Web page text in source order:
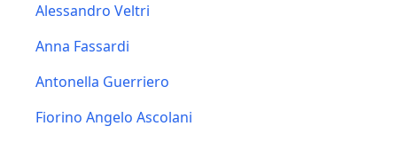
Alessandro Veltri
Anna Fassardi
Antonella Guerriero
Fiorino Angelo Ascolani